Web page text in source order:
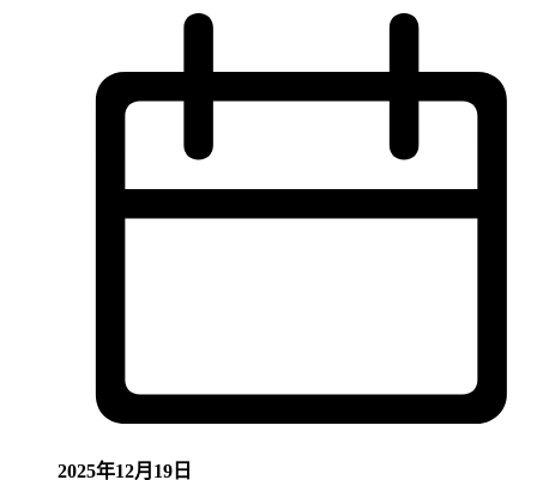
2025年12月19日